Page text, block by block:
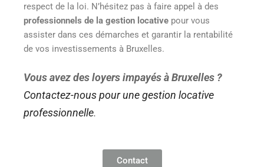
respect de la loi. N’hésitez pas à faire appel à des
professionnels de la gestion locative pour vous
assister dans ces démarches et garantir la rentabilité
de vos investissements à Bruxelles.
Vous avez des loyers impayés à Bruxelles ?
Contactez-nous pour une gestion locative
professionnelle.
Contact